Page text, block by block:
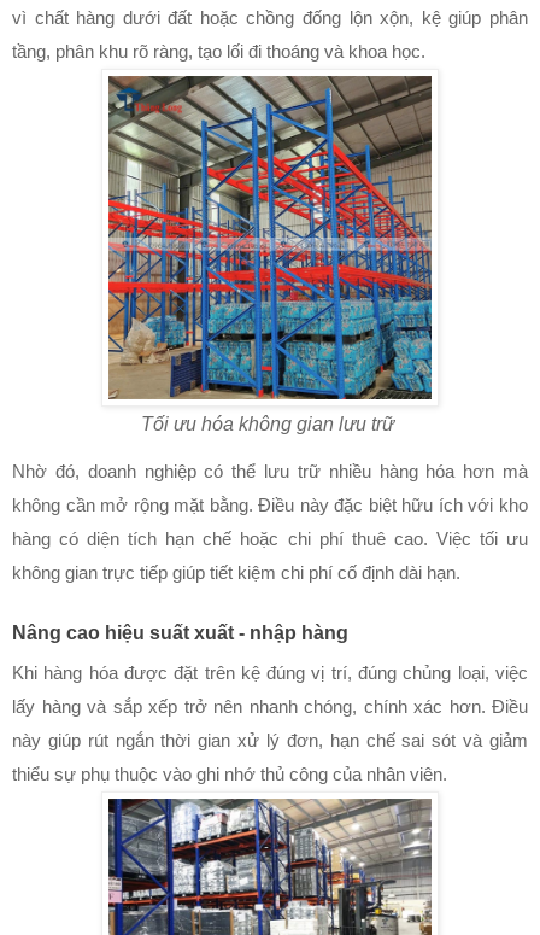
vì chất hàng dưới đất hoặc chồng đống lộn xộn, kệ giúp phân
tầng, phân khu rõ ràng, tạo lối đi thoáng và khoa học.
Tối ưu hóa không gian lưu trữ
Nhờ đó, doanh nghiệp có thể lưu trữ nhiều hàng hóa hơn mà
không cần mở rộng mặt bằng. Điều này đặc biệt hữu ích với kho
hàng có diện tích hạn chế hoặc chi phí thuê cao. Việc tối ưu
không gian trực tiếp giúp tiết kiệm chi phí cố định dài hạn.
Nâng cao hiệu suất xuất - nhập hàng
Khi hàng hóa được đặt trên kệ đúng vị trí, đúng chủng loại, việc
lấy hàng và sắp xếp trở nên nhanh chóng, chính xác hơn. Điều
này giúp rút ngắn thời gian xử lý đơn, hạn chế sai sót và giảm
thiểu sự phụ thuộc vào ghi nhớ thủ công của nhân viên.